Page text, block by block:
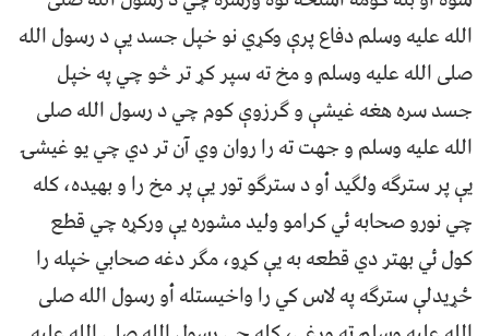
الله عليه وسلم دفاع پرې وکړي نو خپل جسد يې د رسول الله
صلى الله عليه وسلم و مخ ته سپر کړ تر څو چي په خپل
جسد سره هغه غيشې و ګرزوې کوم چي د رسول الله صلى
الله عليه وسلم و جهت ته را روان وي آن تر دي چي يو غيشۍ
يې پر سترګه ولګيد أو د سترګو تور يې پر مخ را و بهيده، کله
چي نورو صحابه ئي کرامو وليد مشوره يې ورکړه چي قطع
کول ئي بهتر دي قطعه به يې کړو، مګر دغه صحابي خپله را
ځړيدلې سترګه په لاس کي را واخيستله أو رسول الله صلى